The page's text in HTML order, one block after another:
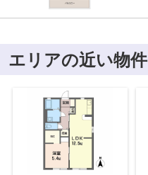
エリアの近い物件